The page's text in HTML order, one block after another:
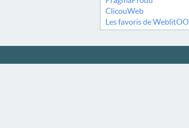
ClicouWeb
Les favoris de WeblitOO